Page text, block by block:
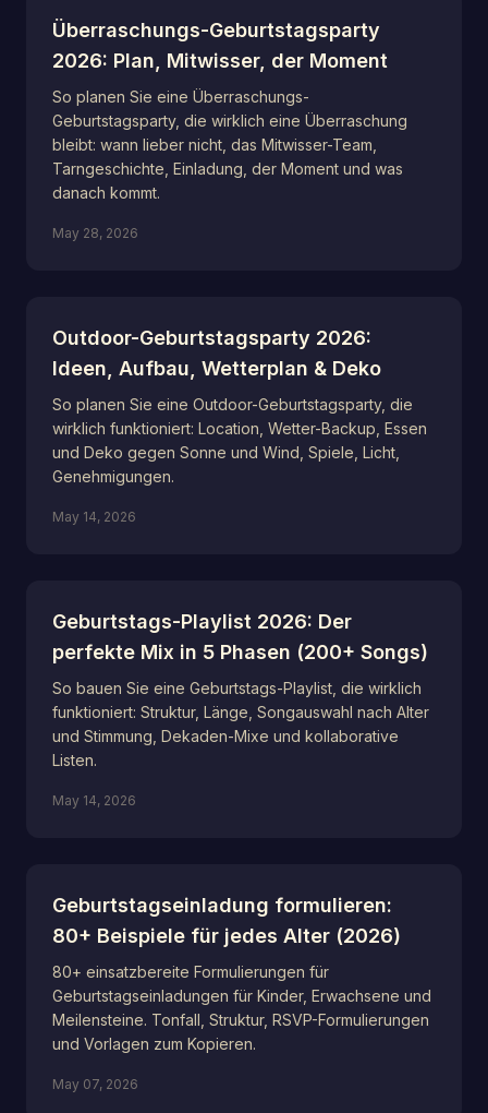
Überraschungs-Geburtstagsparty
2026: Plan, Mitwisser, der Moment
So planen Sie eine Überraschungs-
Geburtstagsparty, die wirklich eine Überraschung
bleibt: wann lieber nicht, das Mitwisser-Team,
Tarngeschichte, Einladung, der Moment und was
danach kommt.
May 28, 2026
Outdoor-Geburtstagsparty 2026:
Ideen, Aufbau, Wetterplan & Deko
So planen Sie eine Outdoor-Geburtstagsparty, die
wirklich funktioniert: Location, Wetter-Backup, Essen
und Deko gegen Sonne und Wind, Spiele, Licht,
Genehmigungen.
May 14, 2026
Geburtstags-Playlist 2026: Der
perfekte Mix in 5 Phasen (200+ Songs)
So bauen Sie eine Geburtstags-Playlist, die wirklich
funktioniert: Struktur, Länge, Songauswahl nach Alter
und Stimmung, Dekaden-Mixe und kollaborative
Listen.
May 14, 2026
Geburtstagseinladung formulieren:
80+ Beispiele für jedes Alter (2026)
80+ einsatzbereite Formulierungen für
Geburtstagseinladungen für Kinder, Erwachsene und
Meilensteine. Tonfall, Struktur, RSVP-Formulierungen
und Vorlagen zum Kopieren.
May 07, 2026